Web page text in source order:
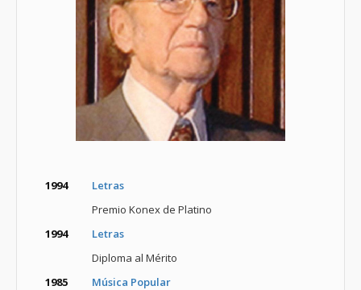
1994
Letras
Premio Konex de Platino
1994
Letras
Diploma al Mérito
1985
Música Popular